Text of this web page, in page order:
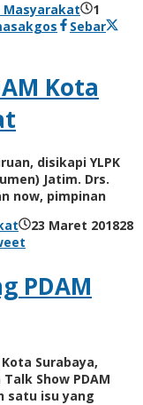
Masyarakat
1
Sebar
Kota
disikapi YLPK
Jatim. Drs.
now, pimpinan
23 Maret 201828
PDAM
Surabaya,
Show PDAM
satu isu yang